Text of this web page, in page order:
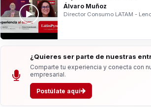
Álvaro Muñoz
Director Consumo LATAM -
¿Quieres ser parte de nuestras
Comparte tu experiencia y conecta con
empresarial.
Postúlate aquí